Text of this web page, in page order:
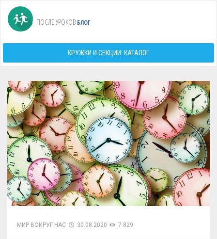
ПОСЛЕ УРОКОВ БЛОГ
КРУЖКИ И СЕКЦИИ: КАТАЛОГ
МИР ВОКРУГ НАС 30.08.2020 7 829